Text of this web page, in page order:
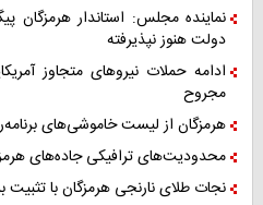
دولت هنوز نپذیرفته
مجروح
هرمزگان از لیست خاموشی‌های
محدودیت‌های ترافیکی جاده‌های
نجات طلای نارنجی هرمزگان با تثبیت